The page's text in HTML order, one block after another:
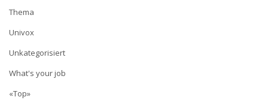
Thema
Univox
Unkategorisiert
What's your job
«Top»